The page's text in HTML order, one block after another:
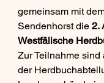
gemeinsam mit
Sendenhorst die 2.
Westfälische
Zur Teilnahme
der